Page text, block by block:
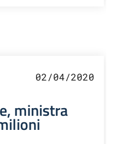
02/04/2020
ministra